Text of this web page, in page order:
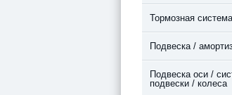
Тормозная система
Подвеска /
Подвеска оси / система
подвески / колеса